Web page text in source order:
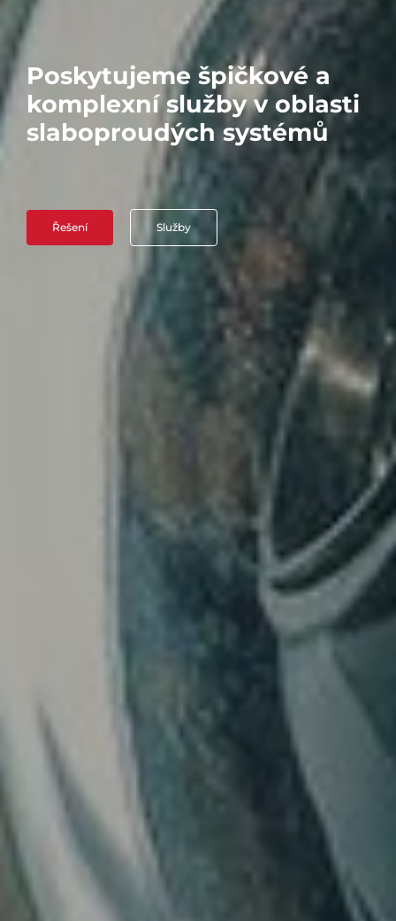
Poskytujeme špičkové a
komplexní služby v oblasti
slaboproudých systémů
Řešení Služby